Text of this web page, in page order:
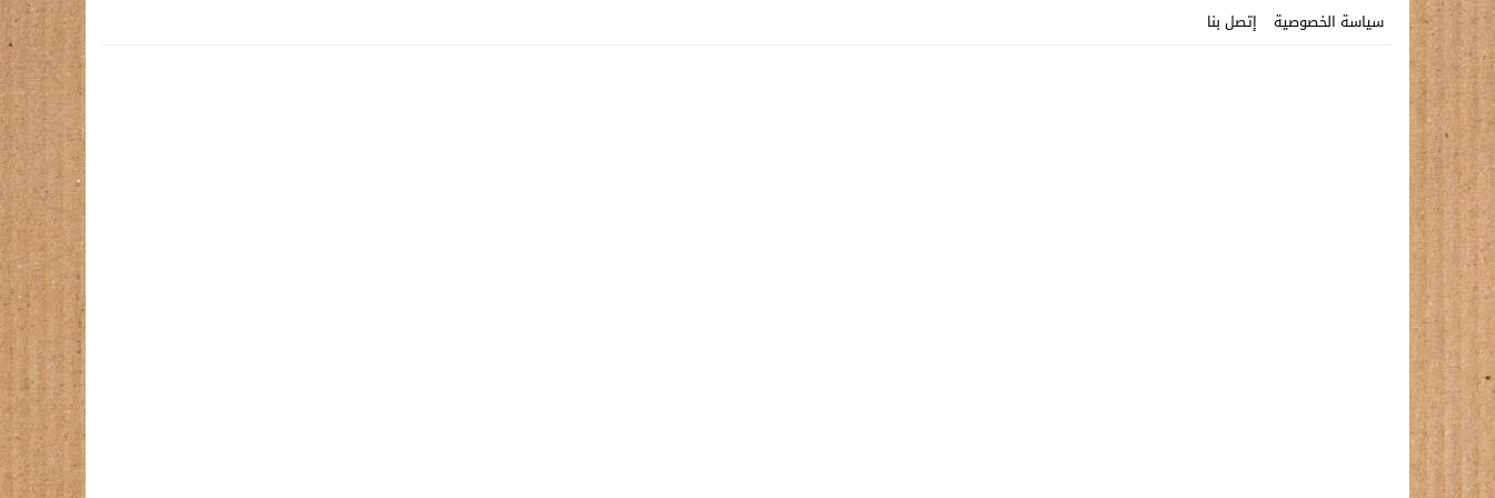
سياسة الخصوصية إتصل بنا